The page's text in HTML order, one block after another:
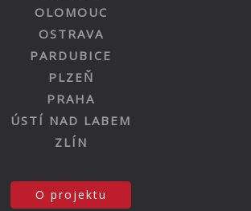
OLOMOUC
OSTRAVA
PARDUBICE
PLZEŇ
PRAHA
ÚSTÍ NAD LABEM
ZLÍN
O projektu